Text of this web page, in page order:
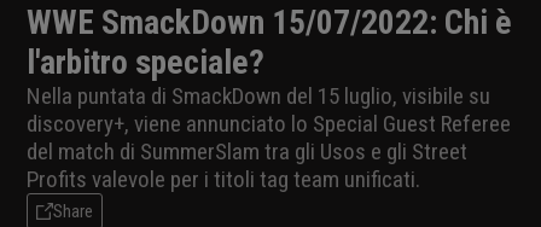
WWE SmackDown 15/07/2022: Chi è
l'arbitro speciale?
Nella puntata di SmackDown del 15 luglio, visibile su
discovery+, viene annunciato lo Special Guest Referee
del match di SummerSlam tra gli Usos e gli Street
Profits valevole per i titoli tag team unificati.
Share